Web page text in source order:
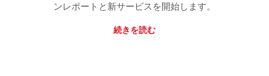
ンレポートと新サービスを開始します。
続きを読む